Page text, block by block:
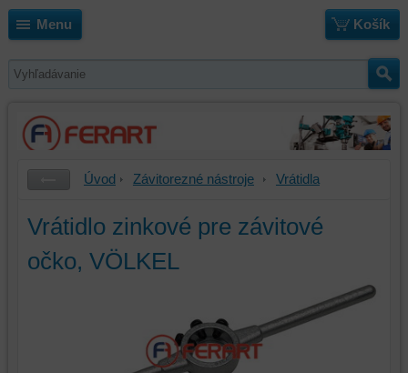
Menu Košík
Úvod Závitorezné nástroje Vrátidla
Vrátidlo zinkové pre závitové
očko, VÖLKEL